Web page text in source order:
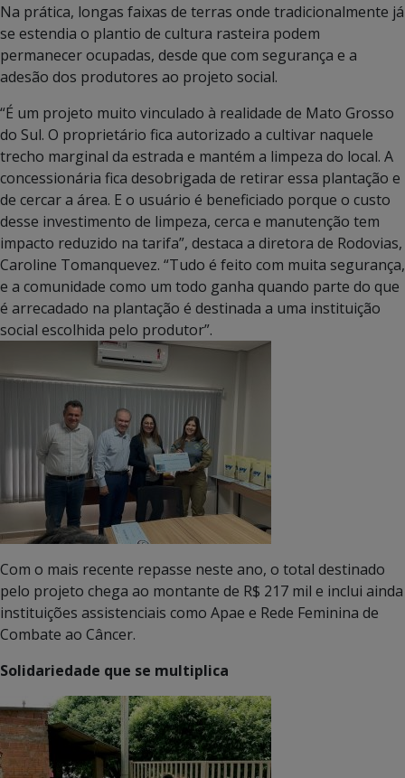
Na prática, longas faixas de terras onde tradicionalmente já
se estendia o plantio de cultura rasteira podem
permanecer ocupadas, desde que com segurança e a
adesão dos produtores ao projeto social.
“É um projeto muito vinculado à realidade de Mato Grosso
do Sul. O proprietário fica autorizado a cultivar naquele
trecho marginal da estrada e mantém a limpeza do local. A
concessionária fica desobrigada de retirar essa plantação e
de cercar a área. E o usuário é beneficiado porque o custo
desse investimento de limpeza, cerca e manutenção tem
impacto reduzido na tarifa”, destaca a diretora de Rodovias,
Caroline Tomanquevez. “Tudo é feito com muita segurança,
e a comunidade como um todo ganha quando parte do que
é arrecadado na plantação é destinada a uma instituição
social escolhida pelo produtor”.
Com o mais recente repasse neste ano, o total destinado
pelo projeto chega ao montante de R$ 217 mil e inclui ainda
instituições assistenciais como Apae e Rede Feminina de
Combate ao Câncer.
Solidariedade que se multiplica